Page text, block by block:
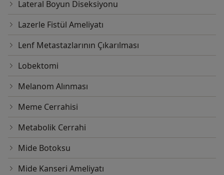
Lateral Boyun Diseksiyonu
Lazerle Fistül Ameliyatı
Lenf Metastazlarının Çıkarılması
Lobektomi
Melanom Alınması
Meme Cerrahisi
Metabolik Cerrahi
Mide Botoksu
Mide Kanseri Ameliyatı